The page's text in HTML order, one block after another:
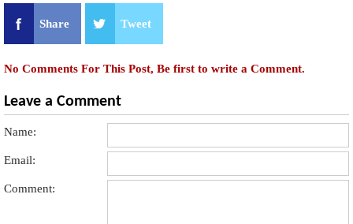
Share Tweet
No Comments For This Post, Be first to write a Comment.
Leave a Comment
Name:
Email:
Comment: